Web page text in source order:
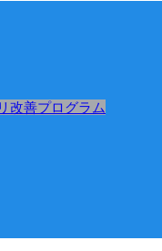
改善プログラム